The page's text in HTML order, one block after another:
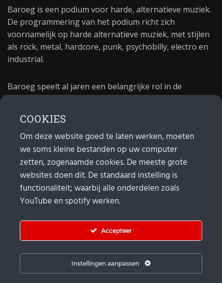
Baroeg is een podium voor harde, alternatieve muziek.
De programmering van het podium richt zich
voornamelijk op harde alternatieve muziek, met stijlen
als rock, metal, hardcore, punk, psychobilly, electro en
industrial.
Baroeg speelt al jaren een belangrijke rol in de
poppodium 40 jaar.
MAIL
Algemeen: info@baroeg.nl
Bands & boeking: leon@baroeg.nl
Promotie & publiciteit: francis@baroeg.nl
COOKIES
Om deze website goed te laten werken, moeten
we soms kleine bestanden op uw computer
zetten, zogenaamde cookies. De meeste grote
websites doen dit. De standaard instelling is
functionaliteit; waarbij alle onderdelen zoals
YouTube en spotify werken.
Accepteer
Instellingen aanpassen